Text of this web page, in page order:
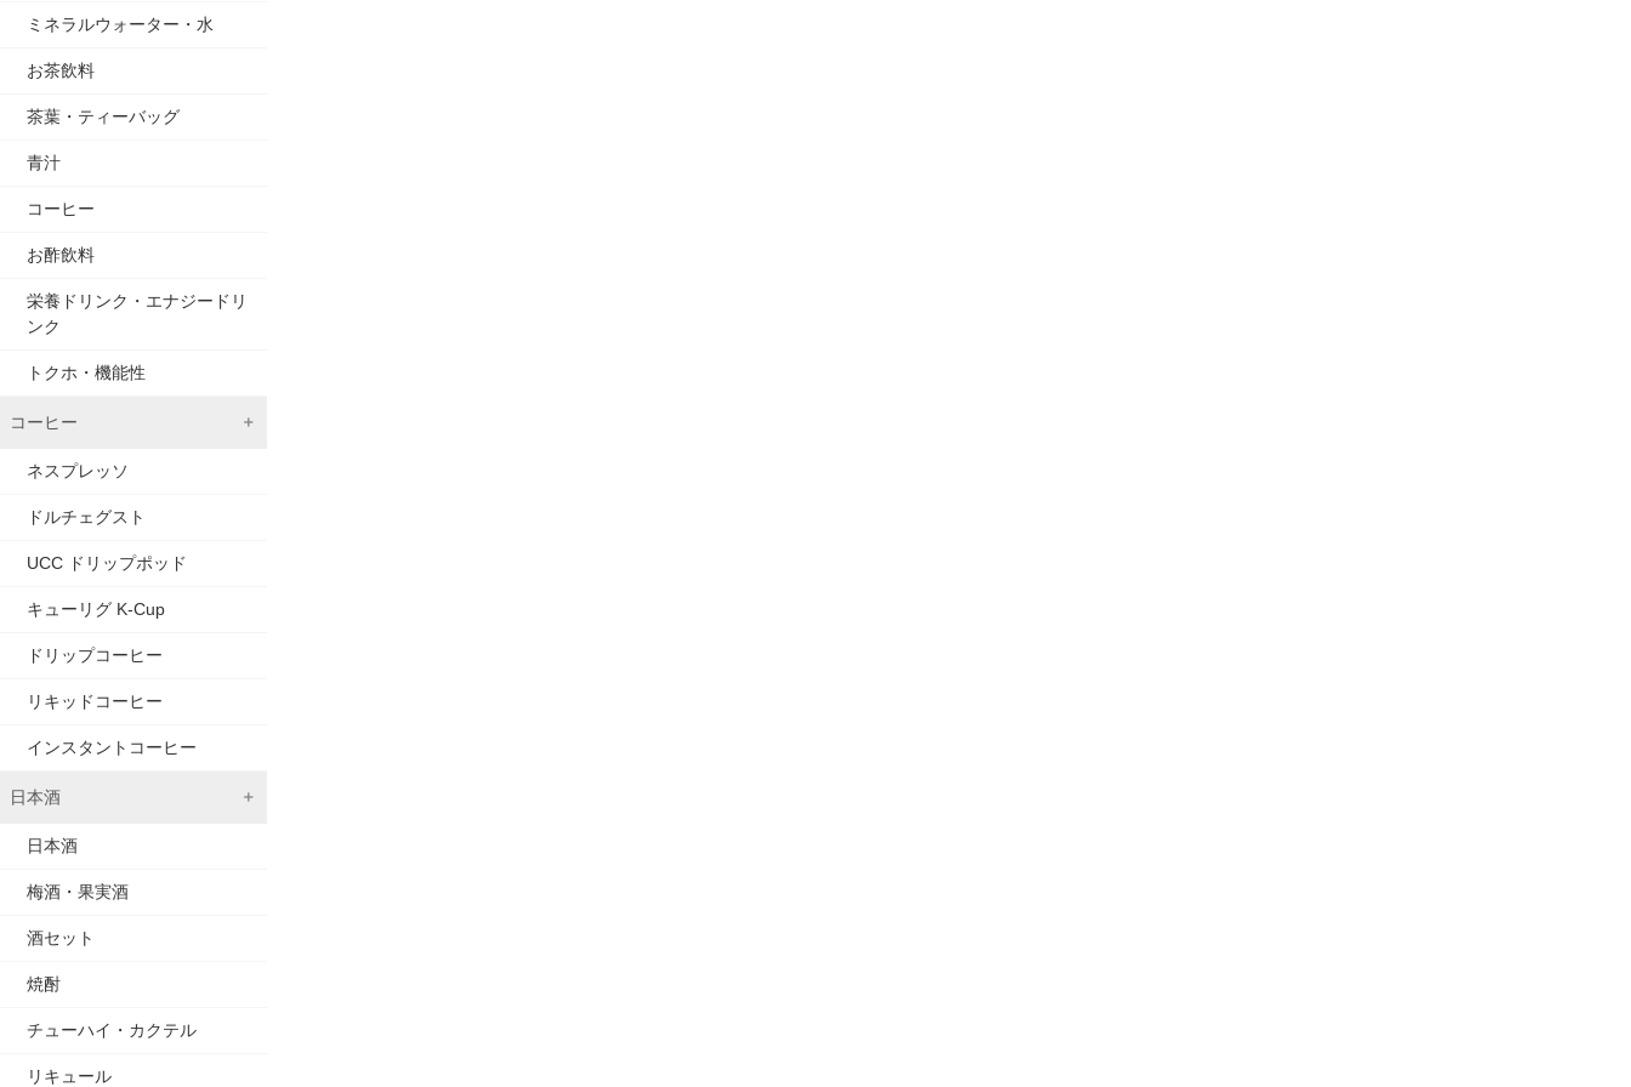
ミネラルウォーター・水
お茶飲料
茶葉・ティーバッグ
青汁
コーヒー
お酢飲料
栄養ドリンク・エナジードリ
ンク
トクホ・機能性
コーヒー
ネスプレッソ
ドルチェグスト
UCC ドリップポッド
キューリグ K-Cup
ドリップコーヒー
リキッドコーヒー
インスタントコーヒー
日本酒
日本酒
梅酒・果実酒
酒セット
焼酎
チューハイ・カクテル
リキュール